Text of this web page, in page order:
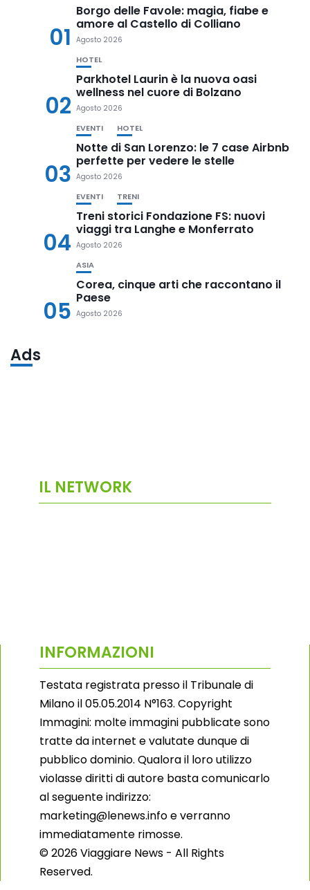
01
Borgo delle Favole: magia, fiabe e
amore al Castello di Colliano
Agosto 2026
02
HOTEL
Parkhotel Laurin è la nuova oasi
wellness nel cuore di Bolzano
Agosto 2026
03
EVENTI HOTEL
Notte di San Lorenzo: le 7 case Airbnb
perfette per vedere le stelle
Agosto 2026
04
EVENTI TRENI
Treni storici Fondazione FS: nuovi
viaggi tra Langhe e Monferrato
Agosto 2026
05
ASIA
Corea, cinque arti che raccontano il
Paese
Agosto 2026
Ads
IL NETWORK
INFORMAZIONI
Testata registrata presso il Tribunale di
Milano il 05.05.2014 N°163. Copyright
Immagini: molte immagini pubblicate sono
tratte da internet e valutate dunque di
pubblico dominio. Qualora il loro utilizzo
violasse diritti di autore basta comunicarlo
al seguente indirizzo:
marketing@lenews.info e verranno
immediatamente rimosse.
© 2026 Viaggiare News - All Rights
Reserved.